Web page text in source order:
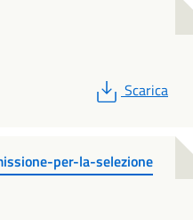
PDF
Scarica
per-la-selezione